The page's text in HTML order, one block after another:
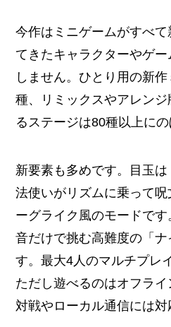
今作はミニゲームがすべ
てきたキャラクターやゲ
しません。ひとり用の新
種、リミックスやアレン
るステージは80種以上にの
新要素も多めです。目玉
法使いがリズムに乗って
ーグライク風のモードで
音だけで挑む高難度の「
す。最大4人のマルチプレ
ただし遊べるのはオフラ
対戦やローカル通信には対